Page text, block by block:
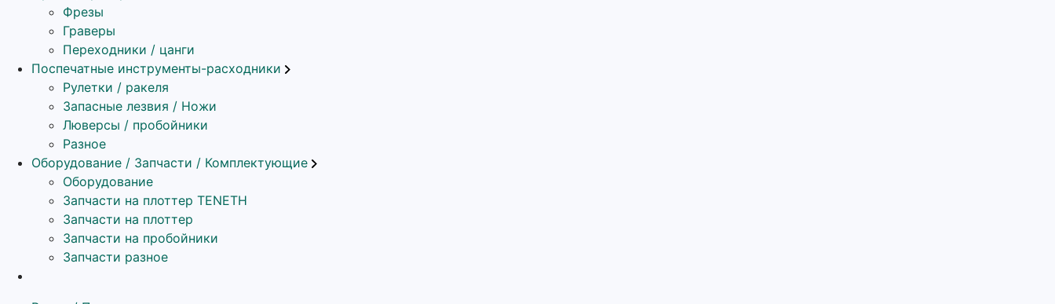
Фрезы
Граверы
Переходники / цанги
Поспечатные инструменты-расходники
Рулетки / ракеля
Запасные лезвия / Ножи
Люверсы / пробойники
Разное
Оборудование / Запчасти / Комплектующие
Оборудование
Запчасти на плоттер TENETH
Запчасти на плоттер
Запчасти на пробойники
Запчасти разное